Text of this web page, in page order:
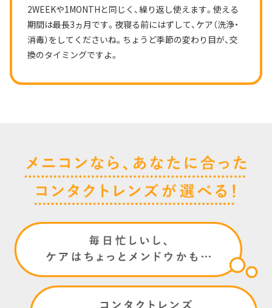
2WEEKや1MONTHと同じく、繰り返し使えます。 使える
期間は最長3ヵ月です。 夜寝る前にはずして、ケア（洗浄・
消毒）をしてくださいね。 ちょうど季節の変わり目が、交
換のタイミングですよ。